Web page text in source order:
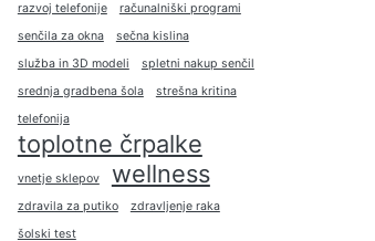
razvoj telefonije
računalniški programi
senčila za okna
sečna kislina
služba in 3D modeli
spletni nakup senčil
srednja gradbena šola
strešna kritina
telefonija
toplotne črpalke
vnetje sklepov wellness
zdravila za putiko
zdravljenje raka
šolski test